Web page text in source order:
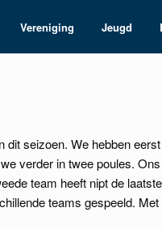
Vereniging Jeugd
seizoen. We hebben
verder in twee poules.
team heeft nipt de
teams gespeeld.